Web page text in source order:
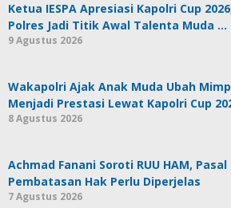
Ketua IESPA Apresiasi Kapolri Cup
Polres Jadi Titik Awal Talenta Muda …
9 Agustus 2026
Wakapolri Ajak Anak Muda Ubah
Menjadi Prestasi Lewat Kapolri Cup
8 Agustus 2026
Achmad Fanani Soroti RUU HAM, Pasal
Pembatasan Hak Perlu Diperjelas
7 Agustus 2026